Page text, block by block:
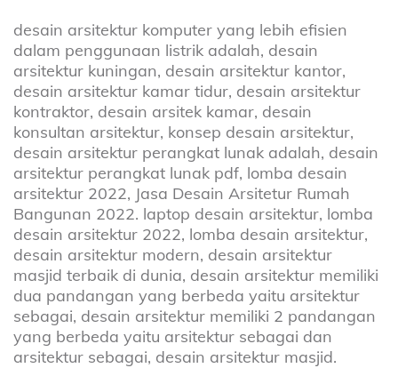
desain arsitektur komputer yang lebih efisien
dalam penggunaan listrik adalah, desain
arsitektur kuningan, desain arsitektur kantor,
desain arsitektur kamar tidur, desain arsitektur
kontraktor, desain arsitek kamar, desain
konsultan arsitektur, konsep desain arsitektur,
desain arsitektur perangkat lunak adalah, desain
arsitektur perangkat lunak pdf, lomba desain
arsitektur 2022, Jasa Desain Arsitetur Rumah
Bangunan 2022. laptop desain arsitektur, lomba
desain arsitektur 2022, lomba desain arsitektur,
desain arsitektur modern, desain arsitektur
masjid terbaik di dunia, desain arsitektur memiliki
dua pandangan yang berbeda yaitu arsitektur
sebagai, desain arsitektur memiliki 2 pandangan
yang berbeda yaitu arsitektur sebagai dan
arsitektur sebagai, desain arsitektur masjid.